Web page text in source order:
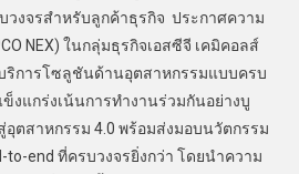
งจรสำหรับลูกค้าธุรกิจ ประกาศความ
NEX) ในกลุ่มธุรกิจเอสซีจี เคมิคอลส์
ริการโซลูชันด้านอุตสาหกรรมแบบครบ
งแกร่งเน้นการทำงานร่วมกันอย่างบู
ตสาหกรรม 4.0 พร้อมส่งมอบนวัตกรรม
end ที่ครบวงจรยิ่งกว่า โดยนำความ